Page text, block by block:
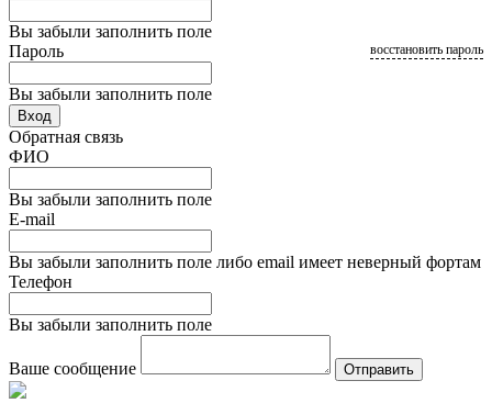
Вы забыли заполнить поле
Пароль
Вы забыли заполнить поле
восстановить пароль
Вход
Обратная связь
ФИО
Вы забыли заполнить поле
E-mail
Вы забыли заполнить поле либо email имеет неверный фортам
Телефон
Вы забыли заполнить поле
Ваше сообщение Отправить